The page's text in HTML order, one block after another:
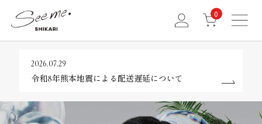
0
2026.07.29
令和8年熊本地震による配送遅延について